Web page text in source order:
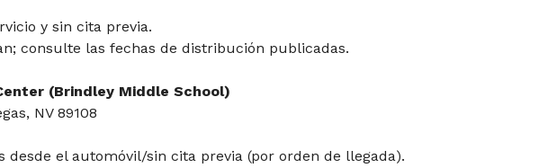
y sin cita previa.
consulte las fechas de distribución publicadas.
(Brindley Middle School)
NV 89108
desde el automóvil/sin cita previa (por orden de llegada).